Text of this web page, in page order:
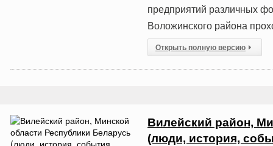
предприятий различных
Воложинского района
Открыть полную версию
Вилейский район,
(люди, история,